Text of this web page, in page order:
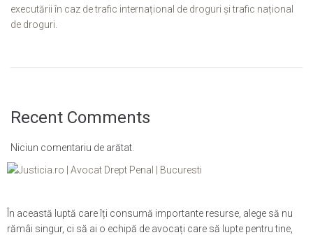
executării în caz de trafic internațional de droguri și trafic național
de droguri.
Recent Comments
Niciun comentariu de arătat.
În această luptă care îți consumă importante resurse, alege să nu
rămâi singur, ci să ai o echipă de avocați care să lupte pentru tine,